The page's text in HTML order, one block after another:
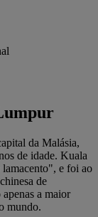
da Malásia,
de idade. Kuala
e foi ao
de
a maior
mundo.